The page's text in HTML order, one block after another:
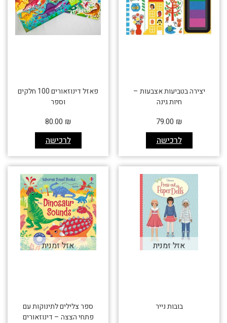
יצירה בטביעות אצבעות –
חיות גינה
לרכישה
79.00 ₪
פאזל דינוזאורים 100 חלקים
וספר
לרכישה
80.00 ₪
אזל זמנית
בובות נייר
אזל זמנית
ספר צלילים לתינוקות עם
פתחי הצצה – דינוזאורים